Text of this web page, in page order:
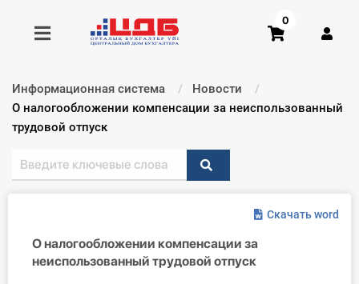
Получить консультацию
Главная ИС
Консультации
0
Информационная система
Новости
Текущий:
О налогообложении компенсации за неиспользованный
трудовой отпуск
Скачать word
О налогообложении компенсации за
неиспользованный трудовой отпуск